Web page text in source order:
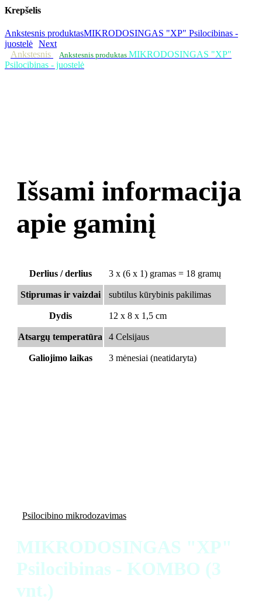
Krepšelis
Ankstesnis produktasMIKRODOSINGAS "XP" Psilocibinas -
juostelė Next
Ankstesnis
Ankstesnis produktas MIKRODOSINGAS "XP"
Psilocibinas - juostelė
Išsami informacija
apie gaminį
Derlius / derlius 3 x (6 x 1) gramas = 18 gramų
Stiprumas ir vaizdai subtilus kūrybinis pakilimas
Dydis 12 x 8 x 1,5 cm
Atsargų temperatūra 4 Celsijaus
Galiojimo laikas 3 mėnesiai (neatidaryta)
Psilocibino mikrodozavimas
MIKRODOSINGAS "XP"
Psilocibinas - KOMBO (3
vnt.)